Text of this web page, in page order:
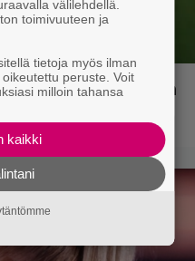
dollarin
Netflixillä
välilehdellä.
toimivuuteen ja
tietoja myös ilman
peruste. Voit
milloin tahansa
kaikki